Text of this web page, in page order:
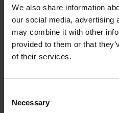
We also share information
our social media, advertising
may combine it with other
provided to them or that
of their services.
Selection
Necessary